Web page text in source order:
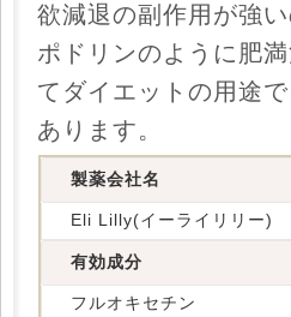
欲減退の副作用が強
ポドリンのように肥
てダイエットの用途
あります。
製薬会社名
Eli Lilly(イーライリリー)
有効成分
フルオキセチン